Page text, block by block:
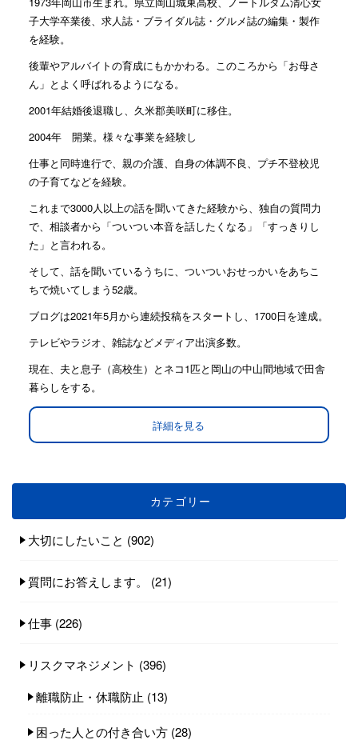
子大学卒業後、求人誌・ブライダル誌・グルメ誌の編集・製作
を経験。
後輩やアルバイトの育成にもかかわる。このころから「お母さ
ん」とよく呼ばれるようになる。
2001年結婚後退職し、久米郡美咲町に移住。
2004年 開業。様々な事業を経験し
仕事と同時進行で、親の介護、自身の体調不良、プチ不登校児
の子育てなどを経験。
これまで3000人以上の話を聞いてきた経験から、独自の質問力
で、相談者から「ついつい本音を話したくなる」「すっきりし
た」と言われる。
そして、話を聞いているうちに、ついついおせっかいをあちこ
ちで焼いてしまう52歳。
ブログは2021年5月から連続投稿をスタートし、1700日を達成。
テレビやラジオ、雑誌などメディア出演多数。
現在、夫と息子（高校生）とネコ1匹と岡山の中山間地域で田舎
暮らしをする。
詳細を見る
カテゴリー
大切にしたいこと (902)
質問にお答えします。 (21)
仕事 (226)
リスクマネジメント (396)
離職防止・休職防止 (13)
困った人との付き合い方 (28)